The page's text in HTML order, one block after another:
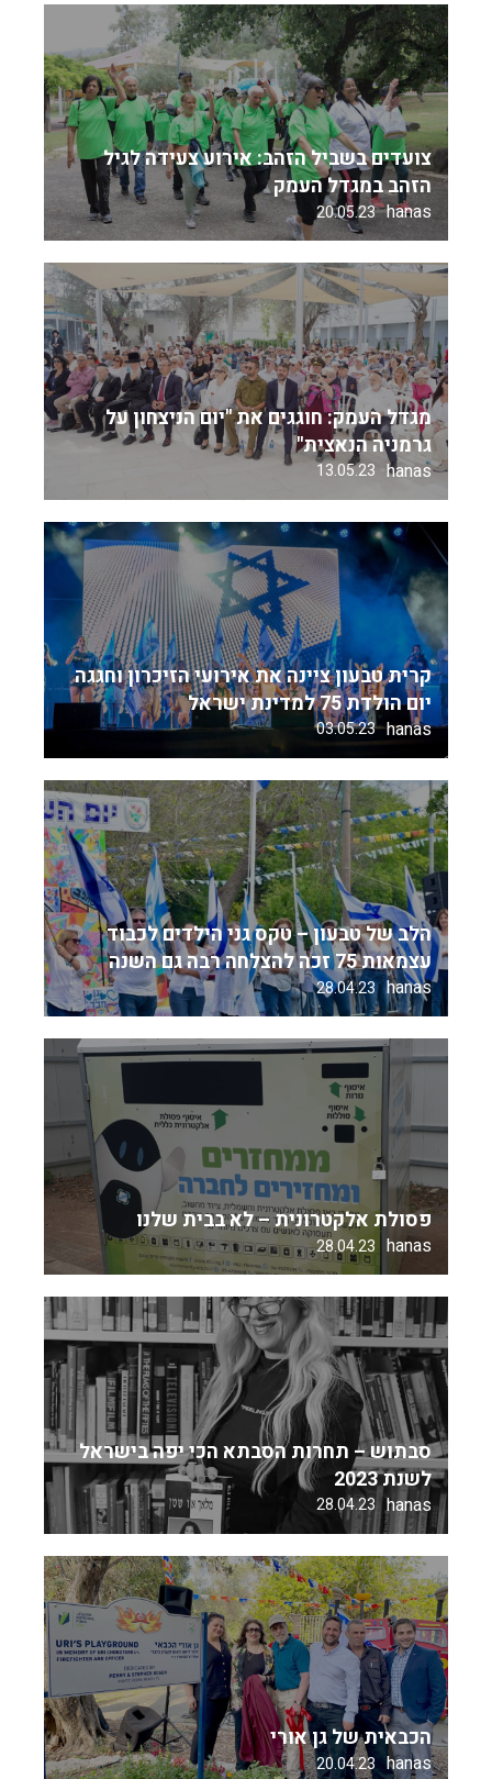
צועדים בשביל הזהב: אירוע צעידה לגיל
הזהב במגדל העמק
hanas
20.05.23
מגדל העמק: חוגגים את "יום הניצחון על
גרמניה הנאצית"
hanas
13.05.23
קרית טבעון ציינה את אירועי הזיכרון וחגגה
יום הולדת 75 למדינת ישראל
hanas
03.05.23
הלב של טבעון – טקס גני הילדים לכבוד
עצמאות 75 זכה להצלחה רבה גם השנה
hanas
28.04.23
פסולת אלקטרונית – לא בבית שלנו
hanas
28.04.23
סבתוש – תחרות הסבתא הכי יפה בישראל
לשנת 2023
hanas
28.04.23
הכבאית של גן אורי
hanas
20.04.23